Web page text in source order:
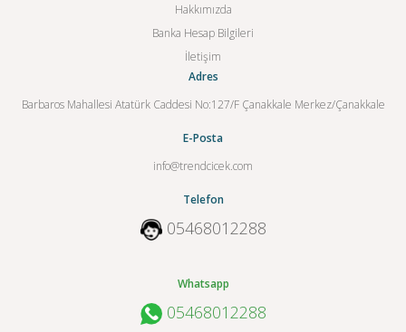
Hakkımızda
Banka Hesap Bilgileri
İletişim
Adres
Barbaros Mahallesi Atatürk Caddesi No:127/F Çanakkale Merkez/Çanakkale
E-Posta
info@trendcicek.com
Telefon
05468012288
Whatsapp
05468012288